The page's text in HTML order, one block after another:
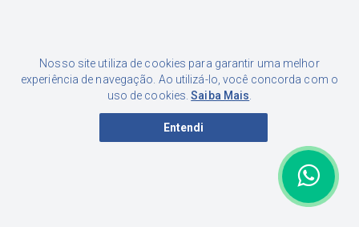
à vista - 5%
Nosso site utiliza de cookies para garantir uma melhor
experiência de navegação. Ao utilizá-lo, você concorda com o
uso de cookies.Saiba Mais
Entendi